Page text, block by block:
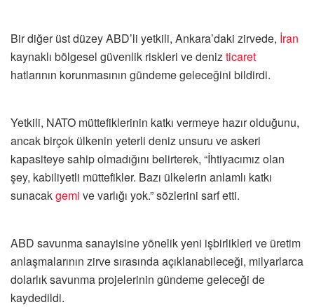
Bir diğer üst düzey ABD’li yetkili, Ankara’daki zirvede, İran
kaynaklı bölgesel güvenlik riskleri ve denizticaret
hatlarının korunmasının gündeme geleceğini bildirdi.
Yetkili, NATO müttefiklerinin katkı vermeye hazır olduğunu,
ancak birçok ülkenin yeterli deniz unsuru ve askeri
kapasiteye sahip olmadığını belirterek, “İhtiyacımız olan
şey, kabiliyetli müttefikler. Bazı ülkelerin anlamlı katkı
sunacakgemi ve varlığı yok.” sözlerini sarf etti.
ABD savunma sanayisine yönelik yeni işbirlikleri ve üretim
anlaşmalarının zirve sırasında açıklanabileceği, milyarlarca
dolarlık savunma projelerinin gündeme geleceği de
kaydedildi.